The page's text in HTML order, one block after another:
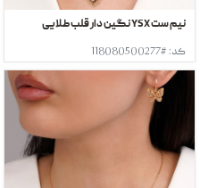
نیم ست YSX نگین دار قلب طلایی
کد: #118080500277